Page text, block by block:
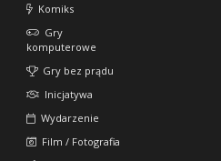
Komiks
Gry
komputerowe
Gry bez prądu
Inicjatywa
Wydarzenie
Film / Fotografia